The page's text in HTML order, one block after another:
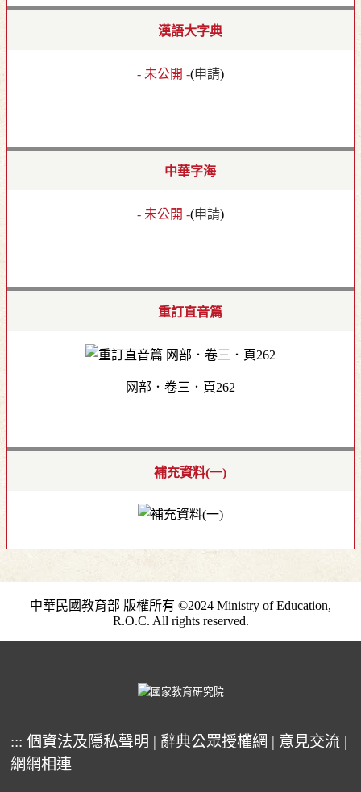
漢語大字典
- 未公開 -(申請)
中華字海
- 未公開 -(申請)
重訂直音篇
网部．卷三．頁262
補充資料(一)
中華民國教育部 版權所有 ©2024 Ministry of Education,
R.O.C. All rights reserved.
::: 個資法及隱私聲明 | 辭典公眾授權網 | 意見交流 |
網網相連